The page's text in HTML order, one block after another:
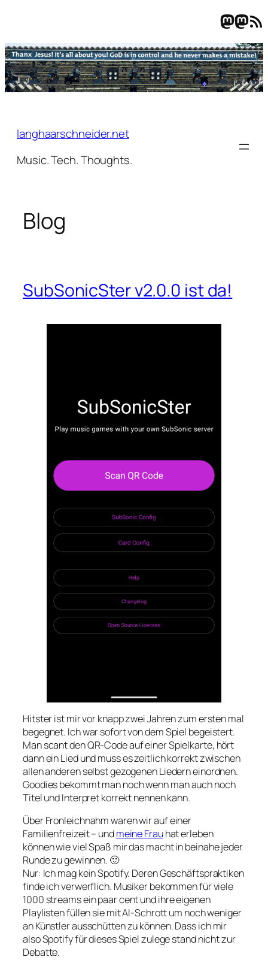
springen
langhaarschneider.net
Music. Tech. Thoughts.
Blog
SubSonicSter v2.0.0 ist da!
Hitster ist mir vor knapp zwei Jahren zum ersten mal
begegnet. Ich war sofort von dem Spiel begeistert.
Man scant den QR-Code auf einer Spielkarte, hört
dann ein Lied und muss es zeitlich korrekt zwischen
allen anderen selbst gezogenen Liedern einordnen.
Goodies bekommt man noch wenn man auch noch
Titel und Interpret korrekt nennen kann.
Über Fronleichnahm waren wir auf einer
Familienfreizeit – undmeine Frauhat erleben
können wie viel Spaß mir das macht in beinahe jeder
Runde zu gewinnen. 🙂
Nur: Ich mag kein Spotify. Deren Geschäftspraktiken
finde ich verwerflich. Musiker bekommen für viele
1000 streams ein paar cent und ihre eigenen
Playlisten füllen sie mit AI-Schrott um noch weniger
an Künstler ausschütten zu können. Dass ich mir
also Spotify für dieses Spiel zulege stand nicht zur
Debatte.